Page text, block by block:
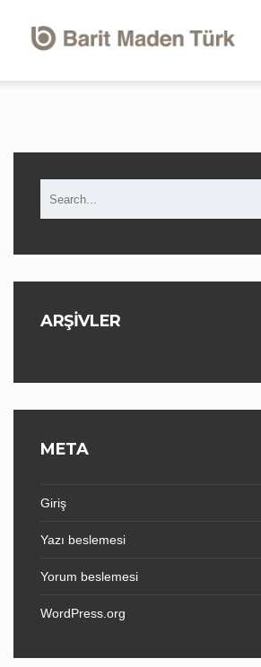
ARŞIVLER
META
Giriş
Yazı beslemesi
Yorum beslemesi
WordPress.org